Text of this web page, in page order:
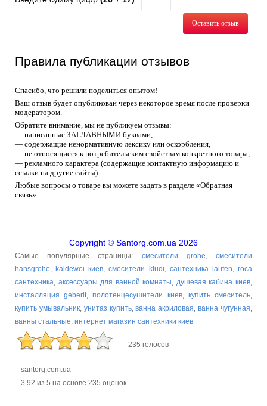
Оставить отзыв
Правила публикации отзывов
Спасибо, что решили поделиться опытом!
Ваш отзыв будет опубликован через некоторое время после проверки
модератором.
Обратите внимание, мы не публикуем отзывы:
— написанные ЗАГЛАВНЫМИ буквами,
— содержащие ненормативную лексику или оскорбления,
— не относящиеся к потребительским свойствам конкретного товара,
— рекламного характера (содержащие контактную информацию и
ссылки на другие сайты).
Любые вопросы о товаре вы можете задать в разделе «Обратная
связь».
Copyright © Santorg.com.ua 2026
Самые популярные страницы: смесители grohe,смесители
hansgrohe, kaldewei киев,смесители kludi, сантехника laufen,roca
сантехника, аксессуары для ванной комнаты, душевая кабина киев,
инсталляция geberit,полотенцесушители киев, купить смеситель,
купить умывальник, унитаз купить,ванна акриловая,ванна чугунная,
ванны стальные, интернет магазин сантехники киев
235 голосов
santorg.com.ua
3.92 из 5 на основе 235 оценок.